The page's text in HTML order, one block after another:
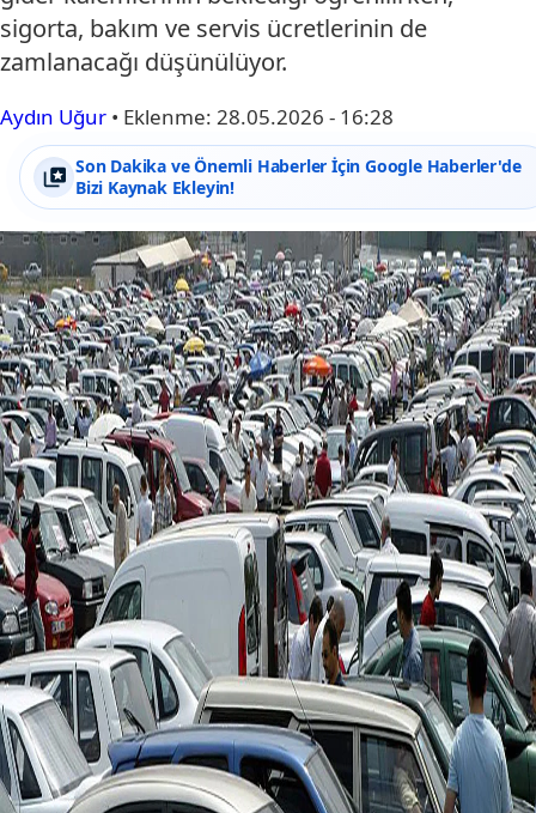
sigorta, bakım ve servis ücretlerinin de
zamlanacağı düşünülüyor.
Aydın Uğur • Eklenme: 28.05.2026 - 16:28
Son Dakika ve Önemli Haberler İçin Google Haberler'de
Bizi Kaynak Ekleyin!